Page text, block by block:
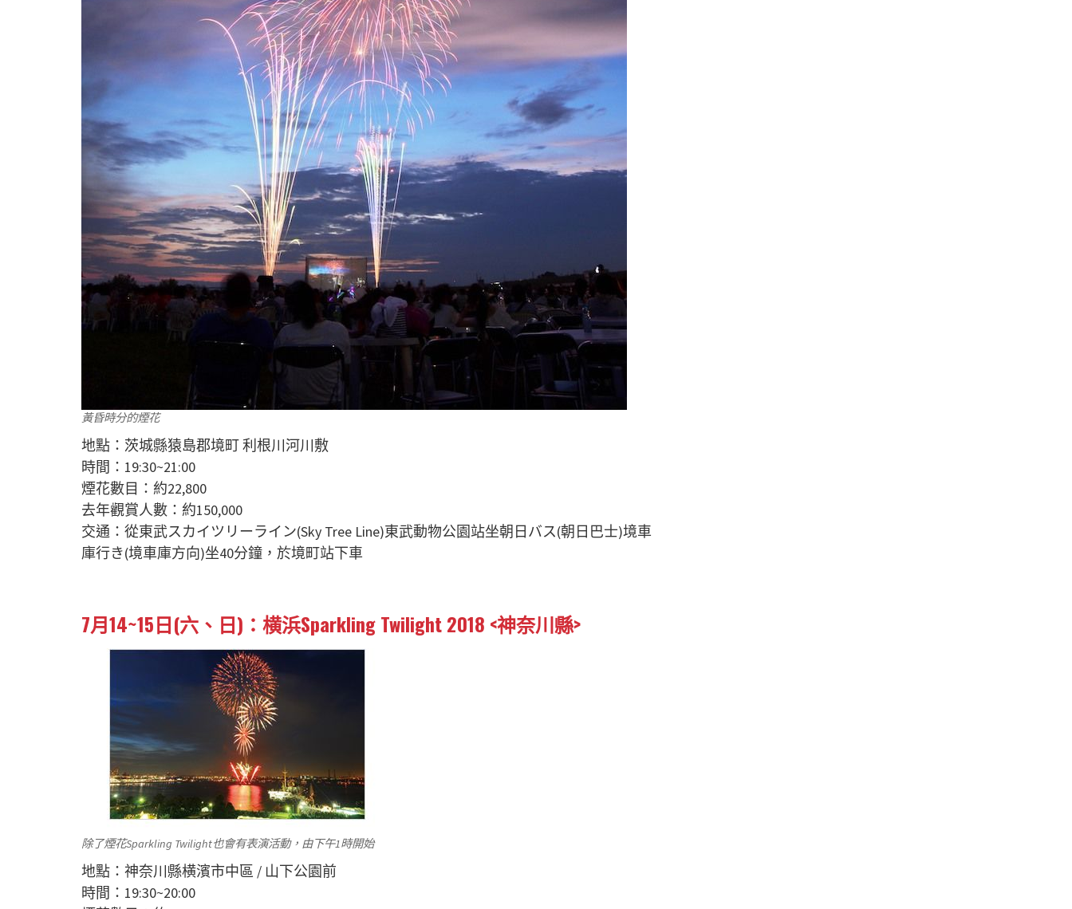
黃昏時分的煙花
地點：茨城縣猿島郡境町 利根川河川敷
時間：19:30~21:00
煙花數目：約22,800
去年觀賞人數：約150,000
交通：從東武スカイツリーライン(Sky Tree Line)東武動物公園站坐朝日バス(朝日巴士)境車
庫行き(境車庫方向)坐40分鐘，於境町站下車
7月14~15日(六、日)：横浜Sparkling Twilight 2018 <神奈川縣>
除了煙花Sparkling Twilight也會有表演活動，由下午1時開始
地點：神奈川縣横濱市中區 / 山下公園前
時間：19:30~20:00